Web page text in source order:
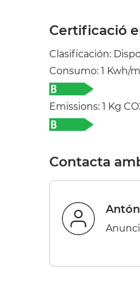
Certificació
Clasificación:
Consumo: 1 Kwh/m
Emissions: 1 Kg
Contacta
Antón